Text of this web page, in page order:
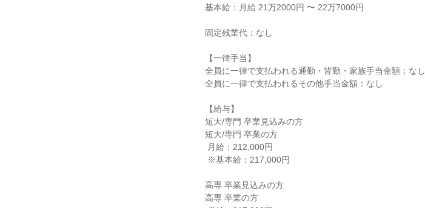
基本給：月給 21万2000円 〜 22万7000円
固定残業代：なし
【一律手当】
全員に一律で支払われる通勤・皆勤・家族手当金額：なし
全員に一律で支払われるその他手当金額：なし
【給与】
短大/専門 卒業見込みの方
短大/専門 卒業の方
高専 卒業見込みの方
高専 卒業の方